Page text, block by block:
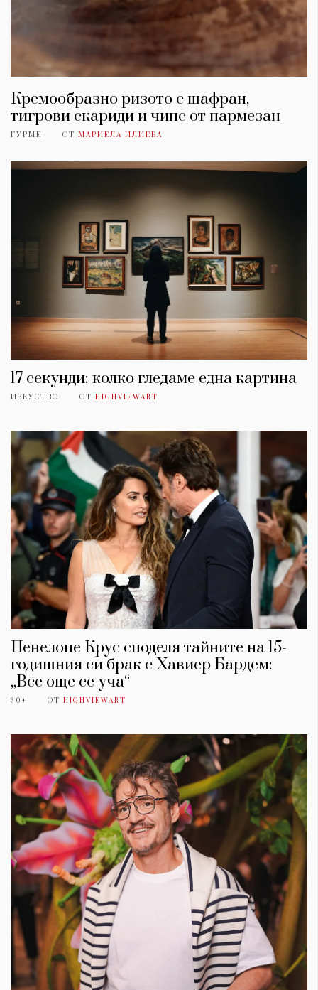
Кремообразно ризото с шафран,
тигрови скариди и чипс от пармезан
ГУРМЕ ОТ МАРИЕЛА ИЛИЕВА
17 секунди: колко гледаме една картина
ИЗКУСТВО ОТ HIGHVIEWART
Пенелопе Крус споделя тайните на 15-
годишния си брак с Хавиер Бардем:
„Все още се уча“
30+ ОТ HIGHVIEWART